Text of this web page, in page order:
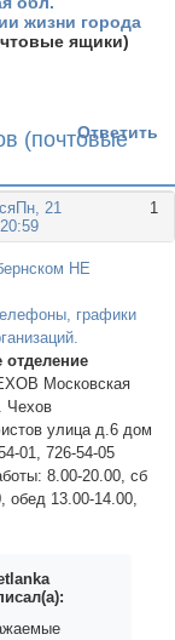
жизни города
ящики)
(почтовые
Ответить
1
Пн, 21
НЕ
графики
отделение
Московская
Чехов
улица д.6 дом
01, 726-54-05
8.00-20.00, сб
обед 13.00-14.00,